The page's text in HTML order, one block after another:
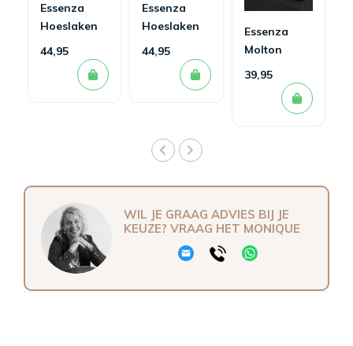
Essenza
Hoeslaken
Minte
Antraciet
44,95
Essenza
Hoeslaken
Minte White
44,95
Essenza
Molton
Hoeslaken
39,95
WIL JE GRAAG ADVIES BIJ JE
KEUZE? VRAAG HET MONIQUE